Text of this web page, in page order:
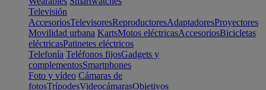
Televisión
AccesoriosTelevisoresReproductoresAdaptadoresProyectores
Movilidad urbana KartsMotos eléctricasAccesoriosBicicletas
eléctricasPatinetes eléctricos
Telefonía Teléfonos fijosGadgets y
complementosSmartphones
Foto y vídeo Cámaras de
fotosTrípodesVideocámarasObjetivos